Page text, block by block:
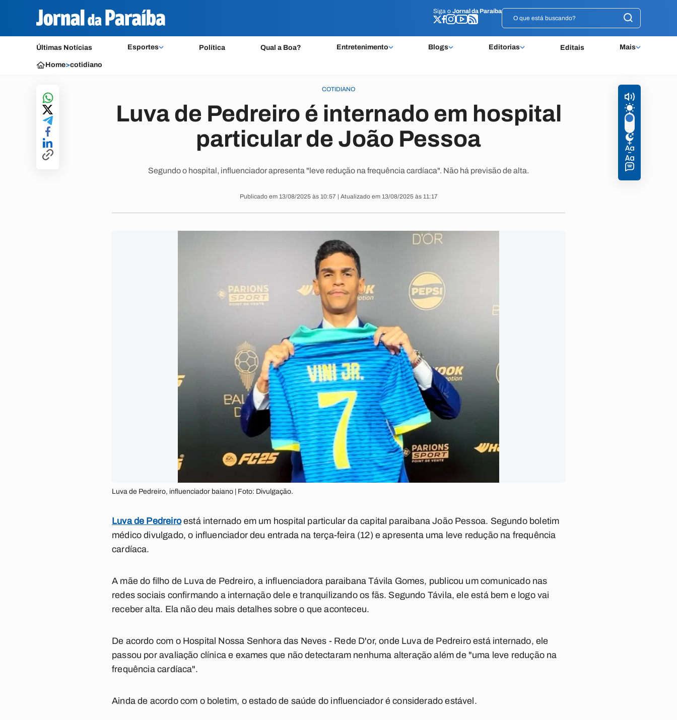
Siga o Jornal da Paraíba
Últimas Notícias Esportes Política Qual a Boa? Entretenimento Blogs Editorias Editais Mais
Siga o Jornal da Paraíba
Home>cotidiano
COTIDIANO
Luva de Pedreiro é internado em hospital
particular de João Pessoa
Segundo o hospital, influenciador apresenta "leve redução na frequência cardíaca". Não há previsão de alta.
Publicado em 13/08/2025 às 10:57 | Atualizado em 13/08/2025 às 11:17
Luva de Pedreiro, influenciador baiano | Foto: Divulgação.
Luva de Pedreiroestá internado em um hospital particular da capital paraibana João Pessoa. Segundo boletim
médico divulgado, o influenciador deu entrada na terça-feira (12) e apresenta uma leve redução na frequência
cardíaca.
A mãe do filho de Luva de Pedreiro, a influenciadora paraibana Távila Gomes, publicou um comunicado nas
redes sociais confirmando a internação dele e tranquilizando os fãs. Segundo Távila, ele está bem e logo vai
receber alta. Ela não deu mais detalhes sobre o que aconteceu.
De acordo com o Hospital Nossa Senhora das Neves - Rede D'or, onde Luva de Pedreiro está internado, ele
passou por avaliação clínica e exames que não detectaram nenhuma alteração além de "uma leve redução na
frequência cardíaca".
Ainda de acordo com o boletim, o estado de saúde do influenciador é considerado estável.